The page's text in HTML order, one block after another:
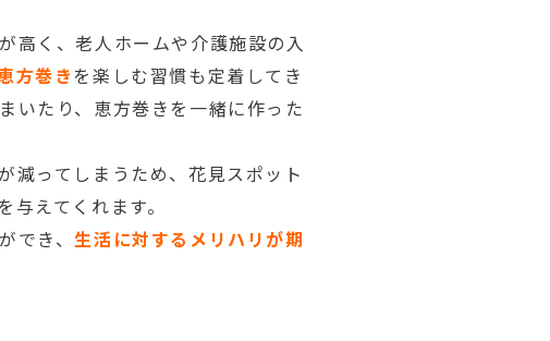
高く、老人ホームや介護施設の入
方巻き を楽しむ習慣も定着してき
いたり、恵方巻きを一緒に作った
減ってしまうため、花見スポット
与えてくれます。
でき、生活に対するメリハリが期